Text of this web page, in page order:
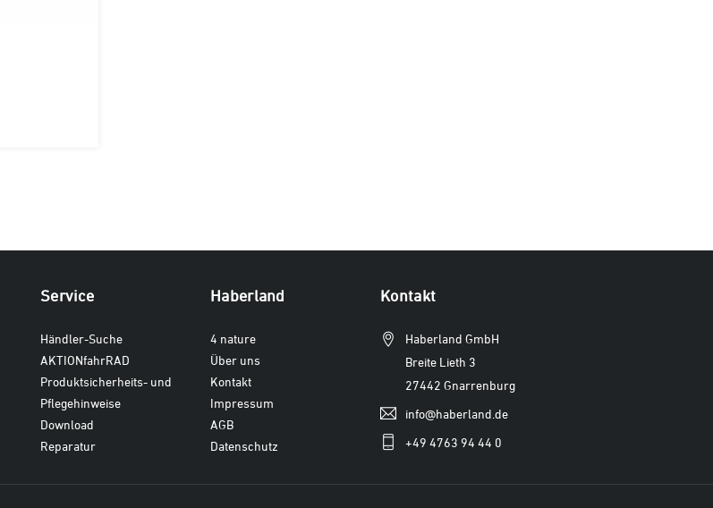
Service
Händler-Suche
AKTIONfahrRAD
Produktsicherheits- und
Pflegehinweise
Download
Reparatur
Haberland
4 nature
Über uns
Kontakt
Impressum
AGB
Datenschutz
Kontakt
Haberland GmbH
Breite Lieth 3
27442 Gnarrenburg
info@haberland.de
+49 4763 94 44 0